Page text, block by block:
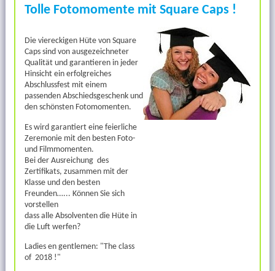
Tolle Fotomomente mit Square Caps !
Die viereckigen Hüte von Square
Caps sind von ausgezeichneter
Qualität und garantieren in jeder
Hinsicht ein erfolgreiches
Abschlussfest mit einem
passenden Abschiedsgeschenk und
den schönsten Fotomomenten.
Es wird garantiert eine feierliche
Zeremonie mit den besten Foto-
und Filmmomenten.
Bei der Ausreichung des
Zertifikats, zusammen mit der
Klasse und den besten
Freunden…... Können Sie sich
vorstellen
dass alle Absolventen die Hüte in
die Luft werfen?
Ladies en gentlemen: "The class
of 2018 !"